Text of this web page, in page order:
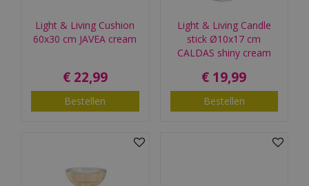
Light & Living Cushion
60x30 cm JAVEA cream
€ 22,99
Bestellen
Light & Living Candle
stick Ø10x17 cm
CALDAS shiny cream
€ 19,99
Bestellen